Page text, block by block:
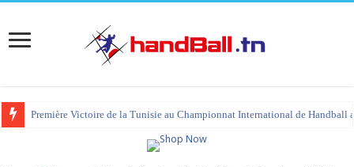
Première Victoire de la Tunisie au Championnat International de Handball